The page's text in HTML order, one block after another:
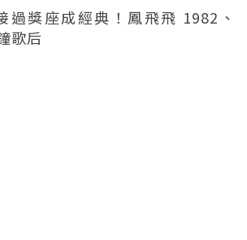
過獎座成經典！鳳飛飛 1982、
歌后